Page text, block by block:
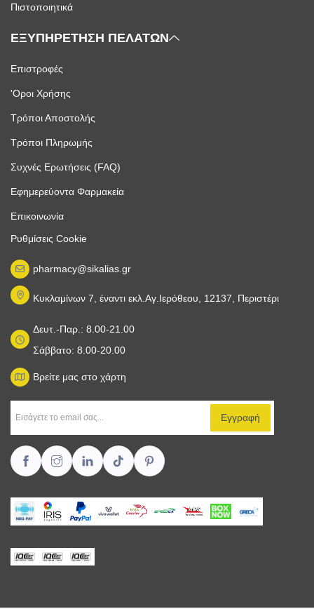
Πιστοποιητικά
ΕΞΥΠΗΡΕΤΗΣΗ ΠΕΛΑΤΩΝ
Επιστροφές
'Οροι Χρήσης
Τρόποι Αποστολής
Τρόποι Πληρωμής
Συχνές Ερωτήσεις (FAQ)
Εφημερεύοντα Φαρμακεία
Επικοινωνία
Ρυθμίσεις Cookie
pharmacy@sikalias.gr
Κυκλαμίνων 7, έναντι εκλ.Αγ.Ιερόθεου, 12137, Περιστέρι
Δευτ.-Παρ.: 8.00-21.00
Σάββατο: 8.00-20.00
Βρείτε μας στο χάρτη